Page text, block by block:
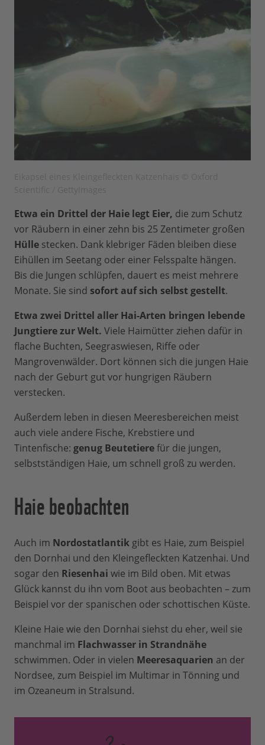
Etwa ein Drittel der Haie legt Eier, die zum Schutz
vor Räubern in einer zehn bis 25 Zentimeter großen
Hülle stecken. Dank klebriger Fäden bleiben diese
Eihüllen im Seetang oder einer Felsspalte hängen.
Bis die Jungen schlüpfen, dauert es meist mehrere
Monate. Sie sind sofort auf sich selbst gestellt.
Etwa zwei Drittel aller Hai-Arten bringen lebende
Jungtiere zur Welt. Viele Haimütter ziehen dafür in
flache Buchten, Seegraswiesen, Riffe oder
Mangrovenwälder. Dort können sich die jungen Haie
nach der Geburt gut vor hungrigen Räubern
verstecken.
Außerdem leben in diesen Meeresbereichen meist
auch viele andere Fische, Krebstiere und
Tintenfische: genug Beutetierefür die jungen,
selbstständigen Haie, um schnell groß zu werden.
Haie beobachten
Auch im Nordostatlantik gibt es Haie, zum Beispiel
den Dornhai und den Kleingefleckten Katzenhai. Und
sogar den Riesenhai wie im Bild oben. Mit etwas
Glück kannst du ihn vom Boot aus beobachten – zum
Beispiel vor der spanischen oder schottischen Küste.
Kleine Haie wie den Dornhai siehst du eher, weil sie
manchmal im Flachwasser in Strandnähe
schwimmen. Oder in vielen Meeresaquarien an der
Nordsee, zum Beispiel im Multimar in Tönning und
im Ozeaneum in Stralsund.